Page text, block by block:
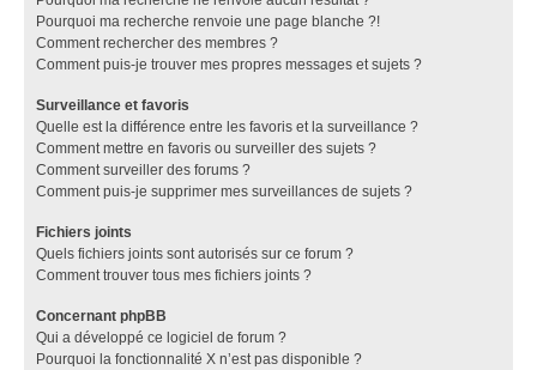
Pourquoi ma recherche renvoie une page blanche ?!
Comment rechercher des membres ?
Comment puis-je trouver mes propres messages et sujets ?
Surveillance et favoris
Quelle est la différence entre les favoris et la surveillance ?
Comment mettre en favoris ou surveiller des sujets ?
Comment surveiller des forums ?
Comment puis-je supprimer mes surveillances de sujets ?
Fichiers joints
Quels fichiers joints sont autorisés sur ce forum ?
Comment trouver tous mes fichiers joints ?
Concernant phpBB
Qui a développé ce logiciel de forum ?
Pourquoi la fonctionnalité X n’est pas disponible ?